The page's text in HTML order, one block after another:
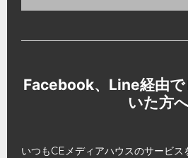
Facebook、Line経由
いた方
いつもCEメディアハウスのサービ